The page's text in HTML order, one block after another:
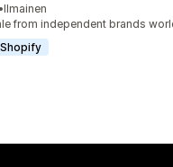
yhteensä
•Ilmainen
from independent brands